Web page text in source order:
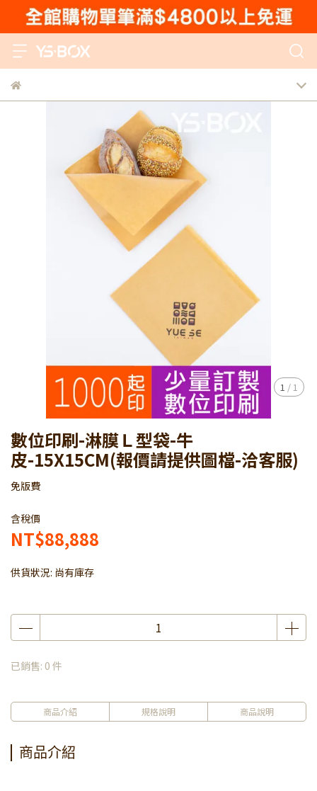
1 / 1
數位印刷-淋膜Ｌ型袋-牛
皮-15X15CM(報價請提供圖檔-洽客服)
免版費
含稅價
NT$88,888
供貨狀況: 尚有庫存
已銷售: 0 件
商品介紹 規格說明 商品說明
商品介紹